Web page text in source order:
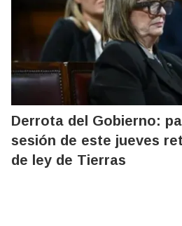
Derrota del Gobierno:
sesión de este jueves
de ley de Tierras